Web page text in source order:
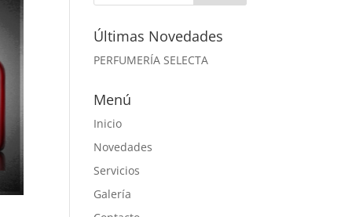
Últimas Novedades
PERFUMERÍA SELECTA
Menú
Inicio
Novedades
Servicios
Galería